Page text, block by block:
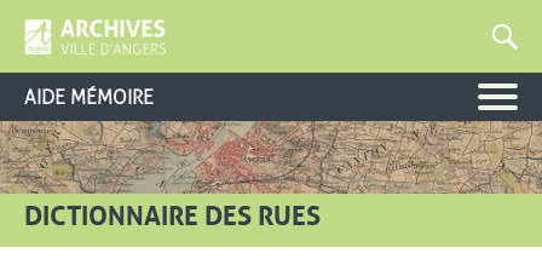
AIDE MÉMOIRE
DICTIONNAIRE DES RUES